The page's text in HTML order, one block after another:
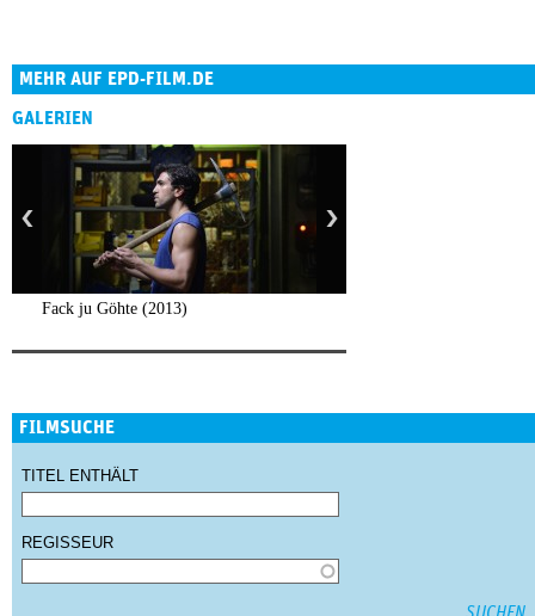
MEHR AUF EPD-FILM.DE
GALERIEN
Fack ju Göhte (2013)
FILMSUCHE
TITEL ENTHÄLT
REGISSEUR